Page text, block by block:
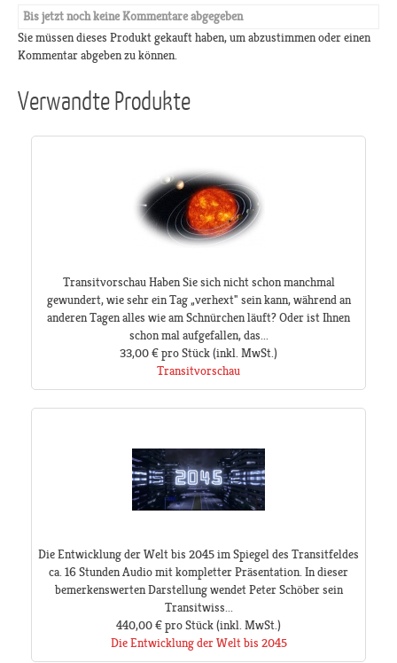
Bis jetzt noch keine Kommentare abgegeben
Sie müssen dieses Produkt gekauft haben, um abzustimmen oder einen
Kommentar abgeben zu können.
Verwandte Produkte
Transitvorschau Haben Sie sich nicht schon manchmal
gewundert, wie sehr ein Tag „verhext" sein kann, während an
anderen Tagen alles wie am Schnürchen läuft? Oder ist Ihnen
schon mal aufgefallen, das...
33,00 €pro Stück(inkl. MwSt.)
Transitvorschau
Die Entwicklung der Welt bis 2045 im Spiegel des Transitfeldes
ca. 16 Stunden Audio mit kompletter Präsentation. In dieser
bemerkenswerten Darstellung wendet Peter Schöber sein
Transitwiss...
440,00 €pro Stück(inkl. MwSt.)
Die Entwicklung der Welt bis 2045